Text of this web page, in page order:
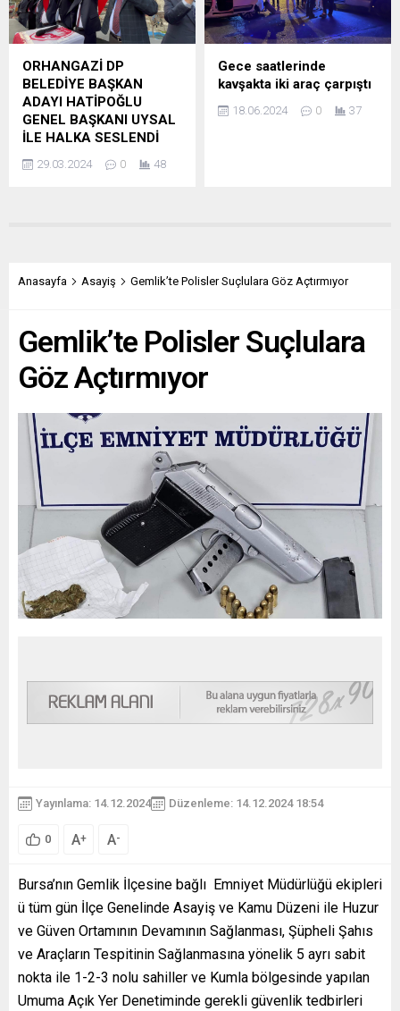
ORHANGAZİ DP
BELEDİYE BAŞKAN
ADAYI HATİPOĞLU
GENEL BAŞKANI UYSAL
İLE HALKA SESLENDİ
29.03.2024 0 48
Gece saatlerinde
kavşakta iki araç çarpıştı
18.06.2024 0 37
Anasayfa Asayiş Gemlik’te Polisler Suçlulara Göz Açtırmıyor
Gemlik’te Polisler Suçlulara
Göz Açtırmıyor
Yayınlama: 14.12.2024 Düzenleme: 14.12.2024 18:54
0 A+ A-
Bursa’nın Gemlik İlçesine bağlı Emniyet Müdürlüğü ekipleri
ü tüm gün İlçe Genelinde Asayiş ve Kamu Düzeni ile Huzur
ve Güven Ortamının Devamının Sağlanması, Şüpheli Şahıs
ve Araçların Tespitinin Sağlanmasına yönelik 5 ayrı sabit
nokta ile 1-2-3 nolu sahiller ve Kumla bölgesinde yapılan
Umuma Açık Yer Denetiminde gerekli güvenlik tedbirleri